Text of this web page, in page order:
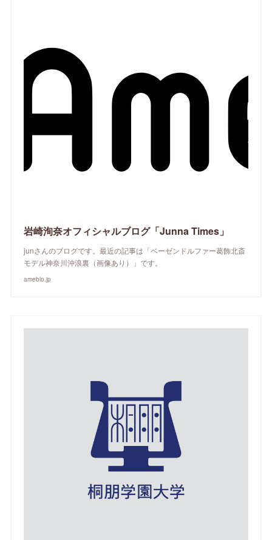
岩崎洵奈オフィシャルブログ「Junna Times」
junさんのブログです。最近の記事は「ベーゼンドルファー葛飾北斎
モデル神奈川沖浪裏（画像あり）」です。
ameblo.jp